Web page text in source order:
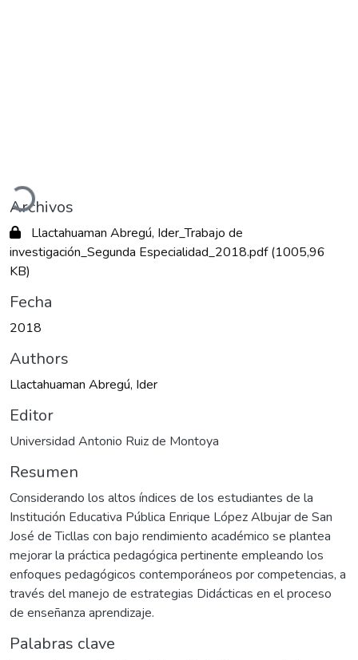
Cargando...
Archivos
Llactahuaman Abregú, Ider_Trabajo de
investigación_Segunda Especialidad_2018.pdf(1005,96
KB)
Fecha
2018
Authors
Llactahuaman Abregú, Ider
Editor
Universidad Antonio Ruiz de Montoya
Resumen
Considerando los altos índices de los estudiantes de la
Institución Educativa Pública Enrique López Albujar de San
José de Ticllas con bajo rendimiento académico se plantea
mejorar la práctica pedagógica pertinente empleando los
enfoques pedagógicos contemporáneos por competencias, a
través del manejo de estrategias Didácticas en el proceso
de enseñanza aprendizaje.
Palabras clave